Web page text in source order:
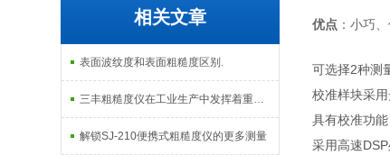
相关文章
表面波纹度和表面粗糙度区别.
三丰粗糙度仪在工业生产中发挥着重要的作用
解锁SJ-210便携式粗糙度仪的更多测量
优点 ：小巧
可选择2种测
校准样块采
具有校准功
采用高速